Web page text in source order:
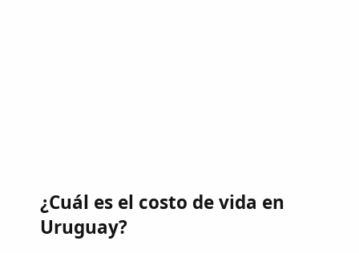
¿Cuál es el costo de vida en
Uruguay?